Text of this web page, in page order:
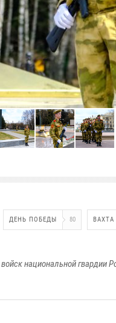
ДЕНЬ ПОБЕДЫ 80
национальной гвардии